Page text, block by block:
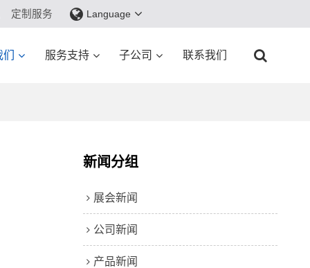
定制服务 Language
服务支持 子公司 联系我们
新闻分组
展会新闻
公司新闻
产品新闻